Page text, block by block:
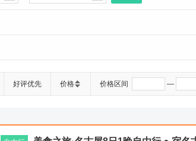
好评优先 价格 价格区间 —